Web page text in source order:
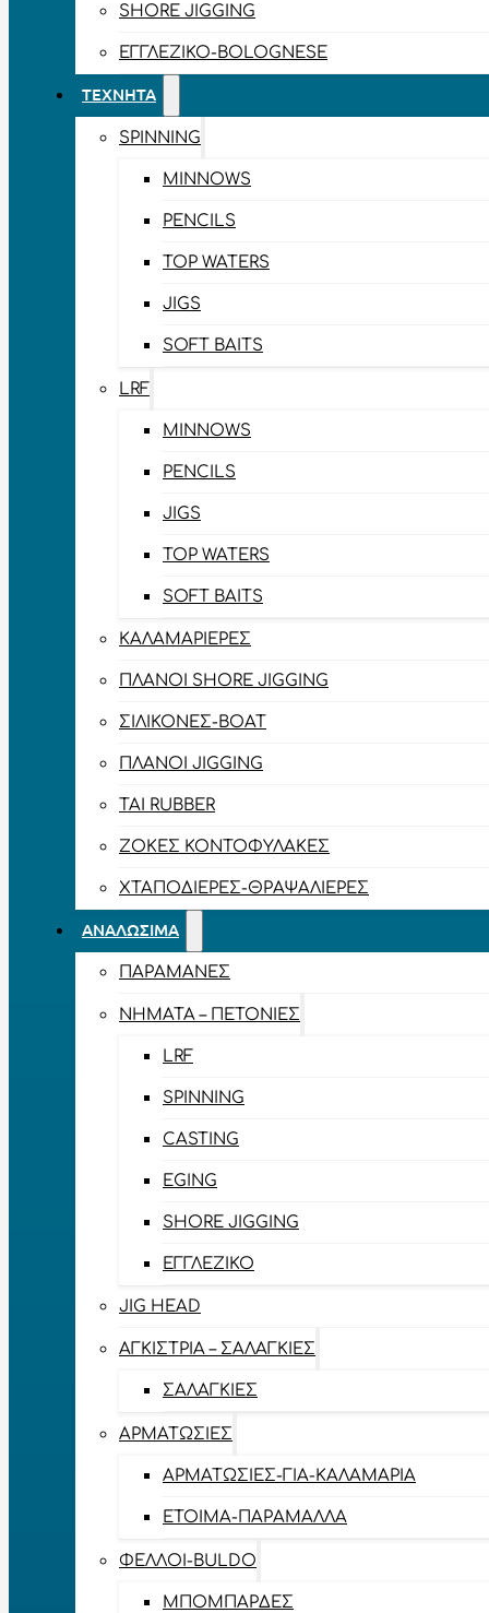
SHORE JIGGING
ΕΓΓΛΈΖΙΚΟ-BOLOGNESE
ΤΕΧΝΗΤΆ
SPINNING
MINNOWS
PENCILS
TOP WATERS
JIGS
SOFT BAITS
LRF
MINNOWS
PENCILS
JIGS
TOP WATERS
SOFT BAITS
ΚΑΛΑΜΑΡΙΈΡΕΣ
ΠΛΆΝΟΙ SHORE JIGGING
ΣΙΛΙΚΌΝΕΣ-BOAT
ΠΛΆΝΟΙ JIGGING
TAI RUBBER
ΖΌΚΕΣ ΚΟΝΤΟΦΎΛΑΚΕΣ
ΧΤΑΠΟΔΙΈΡΕΣ-ΘΡΑΨΑΛΙΈΡΕΣ
ΑΝΑΛΏΣΙΜΑ
ΠΑΡΑΜΆΝΕΣ
ΝΉΜΑΤΑ – ΠΕΤΟΝΙΈΣ
LRF
SPINNING
CASTING
EGING
SHORE JIGGING
ΕΓΓΛΈΖΙΚΟ
JIG HEAD
ΑΓΚΊΣΤΡΙΑ – ΣΑΛΑΓΚΙΈΣ
ΣΑΛΑΓΚΙΈΣ
ΑΡΜΑΤΩΣΙΈΣ
ΑΡΜΑΤΩΣΙΈΣ-ΓΙΑ-ΚΑΛΑΜΆΡΙΑ
ΈΤΟΙΜΑ-ΠΑΡΆΜΑΛΛΑ
ΦΕΛΛΟΊ-BULDO
ΜΠΟΜΠΆΡΔΕΣ